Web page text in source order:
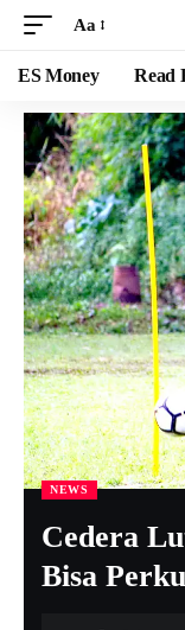
Aa
ES Money Read
NEWS
Cedera
Bisa